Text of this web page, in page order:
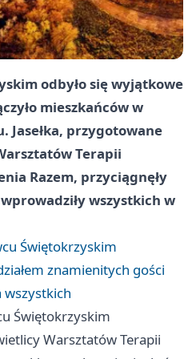
odbyło się wyjątkowe
mieszkańców w
Jasełka, przygotowane
Terapii
Razem, przyciągnęły
wszystkich w
Świętokrzyskim
znamienitych gości
wszystkich
Świętokrzyskim
Warsztatów Terapii